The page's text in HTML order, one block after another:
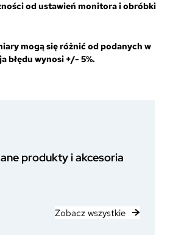
od ustawień monitora i obróbki
mogą się różnić od podanych w
błędu wynosi +/- 5%.
produkty i akcesoria
Zobacz wszystkie